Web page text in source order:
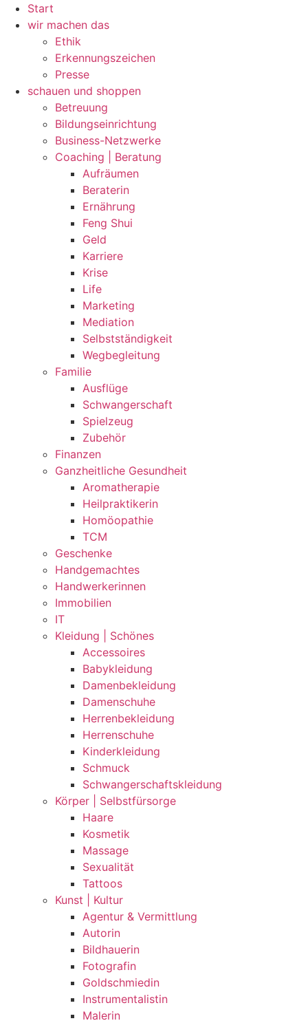
Zum
Inhalt
wechseln
Start
wir machen das
Ethik
Erkennungszeichen
Presse
schauen und shoppen
Betreuung
Bildungseinrichtung
Business-Netzwerke
Coaching | Beratung
Aufräumen
Beraterin
Ernährung
Feng Shui
Geld
Karriere
Krise
Life
Marketing
Mediation
Selbstständigkeit
Wegbegleitung
Familie
Ausflüge
Schwangerschaft
Spielzeug
Zubehör
Finanzen
Ganzheitliche Gesundheit
Aromatherapie
Heilpraktikerin
Homöopathie
TCM
Geschenke
Handgemachtes
Handwerkerinnen
Immobilien
IT
Kleidung | Schönes
Accessoires
Babykleidung
Damenbekleidung
Damenschuhe
Herrenbekleidung
Herrenschuhe
Kinderkleidung
Schmuck
Schwangerschaftskleidung
Körper | Selbstfürsorge
Haare
Kosmetik
Massage
Sexualität
Tattoos
Kunst | Kultur
Agentur & Vermittlung
Autorin
Bildhauerin
Fotografin
Goldschmiedin
Instrumentalistin
Malerin